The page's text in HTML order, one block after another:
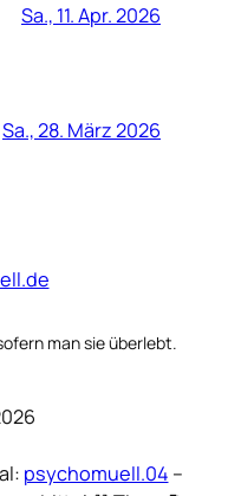
Sa., 11. Apr. 2026
Sa., 28. März 2026
man sie überlebt.
psychomuell.04 –